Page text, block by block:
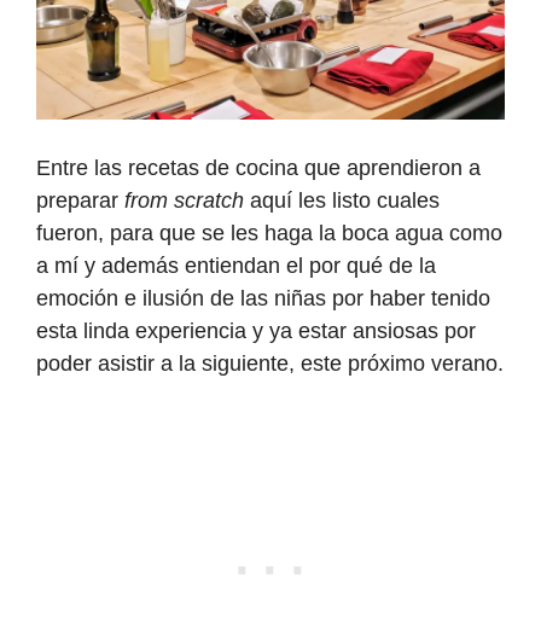
Entre las recetas de cocina que aprendieron a
preparar from scratch aquí les listo cuales
fueron, para que se les haga la boca agua como
a mí y además entiendan el por qué de la
emoción e ilusión de las niñas por haber tenido
esta linda experiencia y ya estar ansiosas por
poder asistir a la siguiente, este próximo verano.